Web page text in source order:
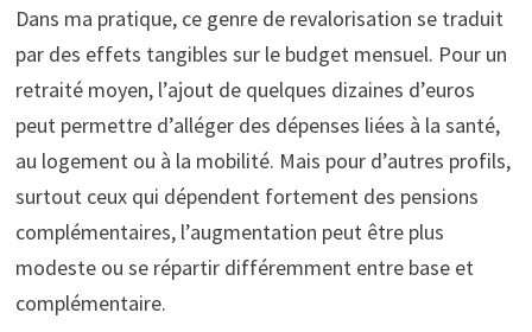
Dans ma pratique, ce genre de revalorisation se traduit
par des effets tangibles sur le budget mensuel. Pour un
retraité moyen, l’ajout de quelques dizaines d’euros
peut permettre d’alléger des dépenses liées à la santé,
au logement ou à la mobilité. Mais pour d’autres profils,
surtout ceux qui dépendent fortement des pensions
complémentaires, l’augmentation peut être plus
modeste ou se répartir différemment entre base et
complémentaire.